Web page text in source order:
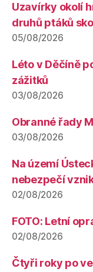
Uzavírky okolí
druhů ptáků
05/08/2026
Léto v Děčíně
zážitků
03/08/2026
Obranné řady
03/08/2026
Na území
nebezpečí
02/08/2026
FOTO: Letní
02/08/2026
Čtyři roky po